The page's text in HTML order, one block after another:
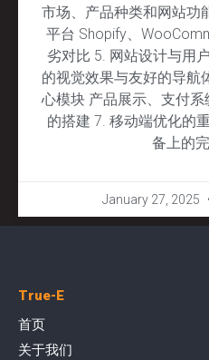
市场、产品种类和网站功
平台 Shopify、
劣对比 5. 网站设计与用
的视觉效果与友好的导航
心模块 产品展示、支付
的搭建 7. 移动端优化的
备上的
January 27, 2025
True-E
首页
关于我们